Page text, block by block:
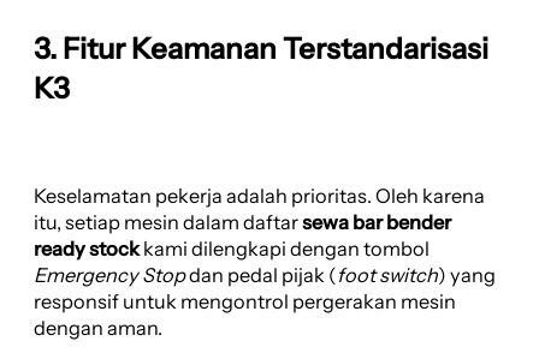
3. Fitur Keamanan Terstandarisasi
K3
Keselamatan pekerja adalah prioritas. Oleh karena
itu, setiap mesin dalam daftarsewa bar bender
ready stockkami dilengkapi dengan tombol
Emergency Stopdan pedal pijak (foot switch) yang
responsif untuk mengontrol pergerakan mesin
dengan aman.